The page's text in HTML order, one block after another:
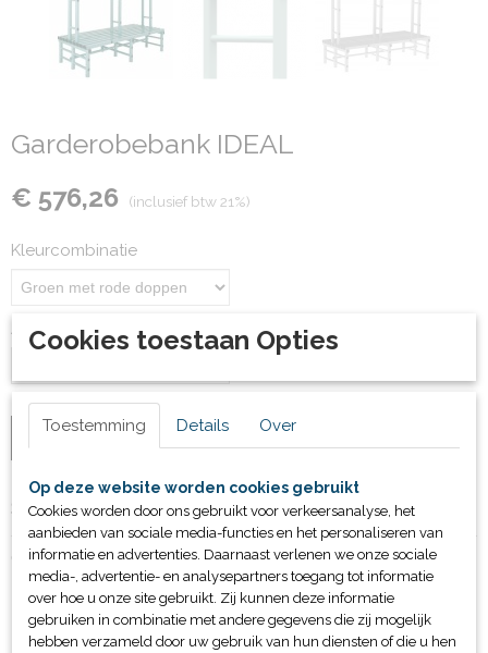
Garderobebank IDEAL
€ 576,26 (inclusief btw 21%)
Kleurcombinatie
Aantal
IN WINKELWAGEN
Specificaties
Productcode
82002
Bruto gewicht
650,00 Kg
Omschrijving
Dubbelzijdige uitvoering
Met kapstok
Cookies toestaan Opties
Toestemming Details Over
Op deze website worden cookies gebruikt
Cookies worden door ons gebruikt voor verkeersanalyse, het
aanbieden van sociale media-functies en het personaliseren van
informatie en advertenties. Daarnaast verlenen we onze sociale
media-, advertentie- en analysepartners toegang tot informatie
over hoe u onze site gebruikt. Zij kunnen deze informatie
gebruiken in combinatie met andere gegevens die zij mogelijk
hebben verzameld door uw gebruik van hun diensten of die u hen